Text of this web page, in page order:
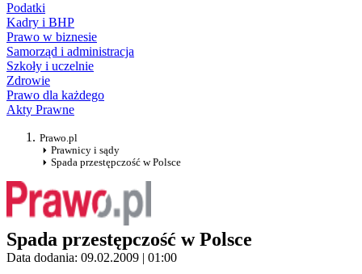
Podatki
Kadry i BHP
Prawo w biznesie
Samorząd i administracja
Szkoły i uczelnie
Zdrowie
Prawo dla każdego
Akty Prawne
Prawo.pl
Prawnicy i sądy
Spada przestępczość w Polsce
Spada przestępczość w Polsce
Data dodania: 09.02.2009 | 01:00